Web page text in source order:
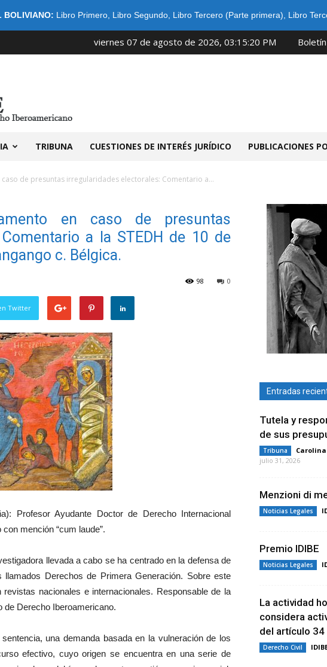
BOLIVIANO: Libro Primero, Libro Segundo, Libro Tercero (Parte primera) Libro
viernes 07 de agosto de 2026, 03:15:20 PM Boletín
TRIBUNA CUESTIONES DE INTERÉS JURÍDICO PUBLICACIONES
de presuntas irregularidades electorales: Comentario a...
en caso de presuntas
a la STEDH de 10 de
c. Bélgica.
0
98
Twitter
Profesor Ayudante Doctor de Derecho Internacional
mención “cum laude”.
llevada a cabo se ha centrado en la defensa de
Derechos de Primera Generación. Sobre este
nacionales e internacionales. Responsable de la
de Derecho Iberoamericano.
una demanda basada en la vulneración de los
efectivo, cuyo origen se encuentra en una serie de
Entradas
Tutela y
de sus
Tribuna
julio 31, 2026
Menzioni di
Noticias Legales
Premio IDIBE
Noticias Legales
La actividad
considera
del artículo 34
Derecho Civil